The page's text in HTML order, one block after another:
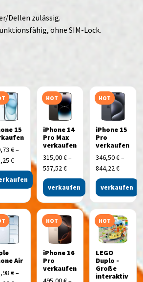
Dellen zulässig.
ohne SIM-Lock.
15
€–
€
HOT
iPhone 14
Pro Max
verkaufen
315,00€–
557,52€
verkaufen
HOT
iPhone 15
Pro
verkaufen
346,50€–
844,22€
verkaufen
Air
€–
HOT
iPhone 16
Pro
verkaufen
HOT
LEGO
Duplo -
Große
interaktiv